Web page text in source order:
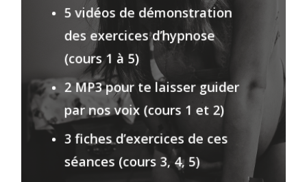
5 vidéos de démonstration
des exercices d’hypnose
(cours 1 à 5)
2 MP3 pour te laisser guider
par nos voix (cours 1 et 2)
3 fiches d’exercices de ces
séances (cours 3, 4, 5)